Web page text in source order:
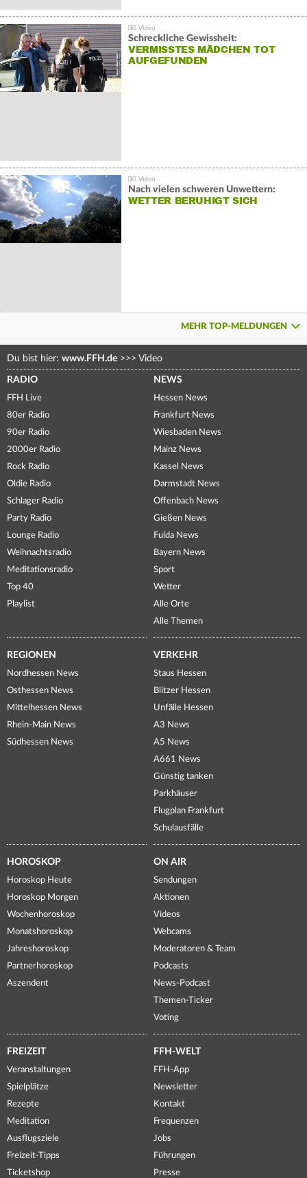
Schreckliche Gewissheit:
VERMISSTES MÄDCHEN TOT
AUFGEFUNDEN
Nach vielen schweren Unwettern:
WETTER BERUHIGT SICH
MEHR TOP-MELDUNGEN
Du bist hier: www.FFH.de >>> Video
RADIO
FFH Live
80er Radio
90er Radio
2000er Radio
Rock Radio
Oldie Radio
Schlager Radio
Party Radio
Lounge Radio
Weihnachtsradio
Meditationsradio
Top 40
Playlist
NEWS
Hessen News
Frankfurt News
Wiesbaden News
Mainz News
Kassel News
Darmstadt News
Offenbach News
Gießen News
Fulda News
Bayern News
Sport
Wetter
Alle Orte
Alle Themen
REGIONEN
Nordhessen News
Osthessen News
Mittelhessen News
Rhein-Main News
Südhessen News
VERKEHR
Staus Hessen
Blitzer Hessen
Unfälle Hessen
A3 News
A5 News
A661 News
Günstig tanken
Parkhäuser
Flugplan Frankfurt
Schulausfälle
HOROSKOP
Horoskop Heute
Horoskop Morgen
Wochenhoroskop
Monatshoroskop
Jahreshoroskop
Partnerhoroskop
Aszendent
ON AIR
Sendungen
Aktionen
Videos
Webcams
Moderatoren & Team
Podcasts
News-Podcast
Themen-Ticker
Voting
FREIZEIT
Veranstaltungen
Spielplätze
Rezepte
Meditation
Ausflugsziele
Freizeit-Tipps
Ticketshop
FFH-WELT
FFH-App
Newsletter
Kontakt
Frequenzen
Jobs
Führungen
Presse